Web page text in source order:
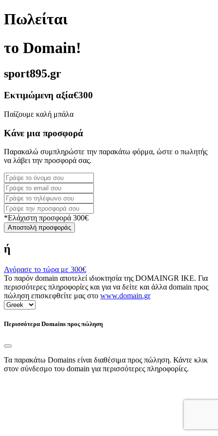
Πωλείται
το Domain!
sport895.gr
Εκτιμώμενη αξία€300
Παίζουμε καλή μπάλα
Κάνε μια προσφορά
Παρακαλώ συμπληρώστε την παρακάτω φόρμα, ώστε ο πωλητής
να λάβει την προσφορά σας.
*Ελάχιστη προσφορά 300€
Αποστολή προσφοράς
ή
Αγόρασε το τώρα με 300€
Το παρόν domain αποτελεί ιδιοκτησία της DOMAINGR ΙΚΕ. Για
περισσότερες πληροφορίες και για να δείτε και άλλα domain προς
πώληση επισκεφθείτε μας στο www.domain.gr
Περισσότερα Domains προς πώληση
Τα παρακάτω Domains είναι διαθέσιμα προς πώληση. Κάντε κλικ
στον σύνδεσμο του domain για περισσότερες πληροφορίες.